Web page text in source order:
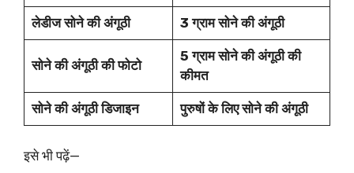
लेडीज सोने की अंगूठी 3 ग्राम सोने की अंगूठी
सोने की अंगूठी की फोटो
5 ग्राम सोने की अंगूठी की
कीमत
सोने की अंगूठी डिजाइन पुरुषों के लिए सोने की अंगूठी
इसे भी पढ़ें—